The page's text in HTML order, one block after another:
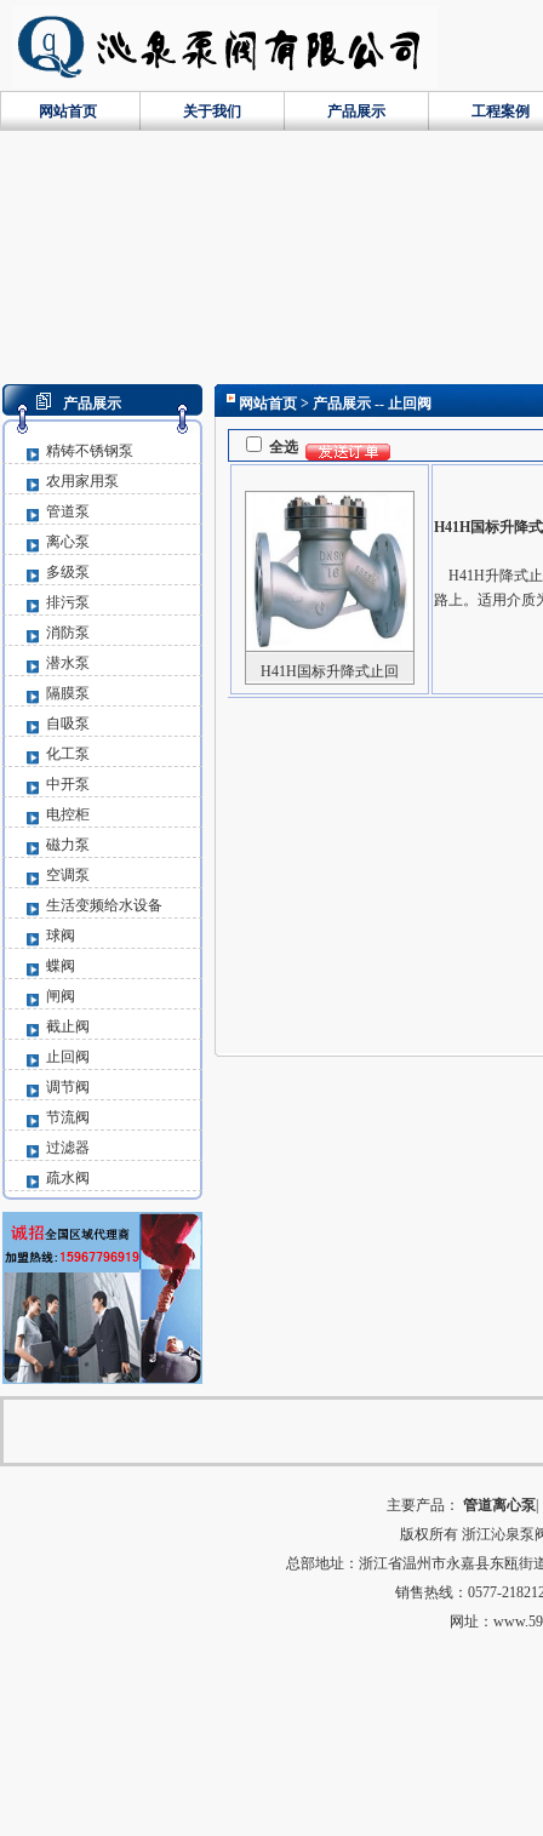
网站首页 关于我们 产品展示 工程案例
产品展示
精铸不锈钢泵
农用家用泵
管道泵
离心泵
多级泵
排污泵
消防泵
潜水泵
隔膜泵
自吸泵
化工泵
中开泵
电控柜
磁力泵
空调泵
生活变频给水设备
球阀
蝶阀
闸阀
截止阀
止回阀
调节阀
节流阀
过滤器
疏水阀
网站首页 > 产品展示 -- 止回阀
全选
H41H国标升降式止回
H41H国标升降
H41H升降式止
路上。适用介质
主要产品： 管道离心泵
版权所有 浙江沁泉泵
总部地址：浙江省温州市永嘉县东瓯街
销售热线：0577-
网址：